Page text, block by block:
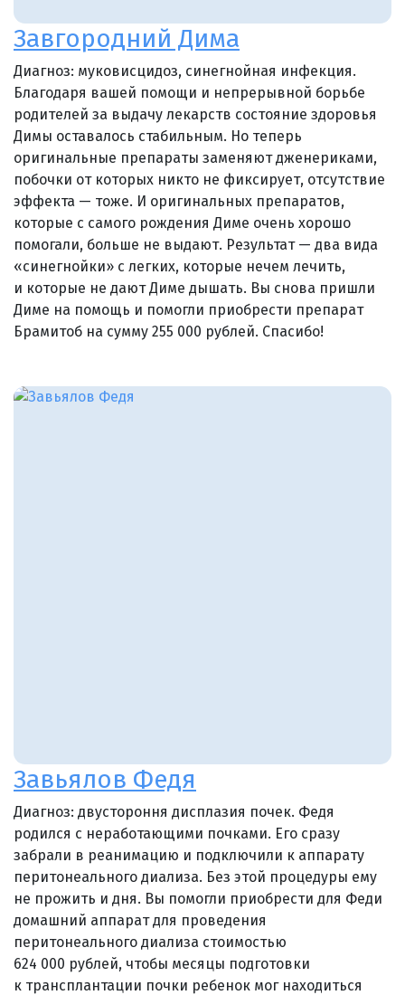
Завгородний Дима
Диагноз: муковисцидоз, синегнойная инфекция.
Благодаря вашей помощи и непрерывной борьбе
родителей за выдачу лекарств состояние здоровья
Димы оставалось стабильным. Но теперь
оригинальные препараты заменяют дженериками,
побочки от которых никто не фиксирует, отсутствие
эффекта — тоже. И оригинальных препаратов,
которые с самого рождения Диме очень хорошо
помогали, больше не выдают. Результат — два вида
«синегнойки» с легких, которые нечем лечить,
и которые не дают Диме дышать. Вы снова пришли
Диме на помощь и помогли приобрести препарат
Брамитоб на сумму 255 000 рублей. Спасибо!
Завьялов Федя
Диагноз: двустороння дисплазия почек. Федя
родился с неработающими почками. Его сразу
забрали в реанимацию и подключили к аппарату
перитонеального диализа. Без этой процедуры ему
не прожить и дня. Вы помогли приобрести для Феди
домашний аппарат для проведения
перитонеального диализа стоимостью
624 000 рублей, чтобы месяцы подготовки
к трансплантации почки ребенок мог находиться